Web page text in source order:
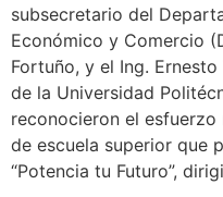
subsecretario del
Económico y Comercio
Fortuño, y el Ing.
de la Universidad
reconocieron el
de escuela superior que
“Potencia tu Futuro”,